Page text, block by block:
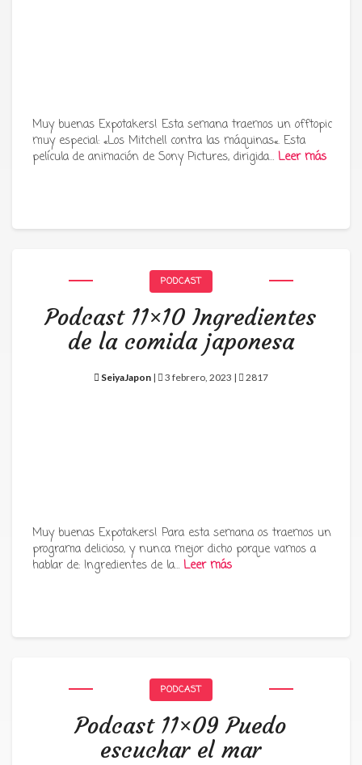
Muy buenas Expotakers! Esta semana traemos un offtopic
muy especial: «Los Mitchell contra las máquinas«. Esta
película de animación de Sony Pictures, dirigida… Leer más
PODCAST
Podcast 11×10 Ingredientes
de la comida japonesa
SeiyaJapon | 3 febrero, 2023 | 2817
Muy buenas Expotakers! Para esta semana os traemos un
programa delicioso, y nunca mejor dicho porque vamos a
hablar de: Ingredientes de la… Leer más
PODCAST
Podcast 11×09 Puedo
escuchar el mar